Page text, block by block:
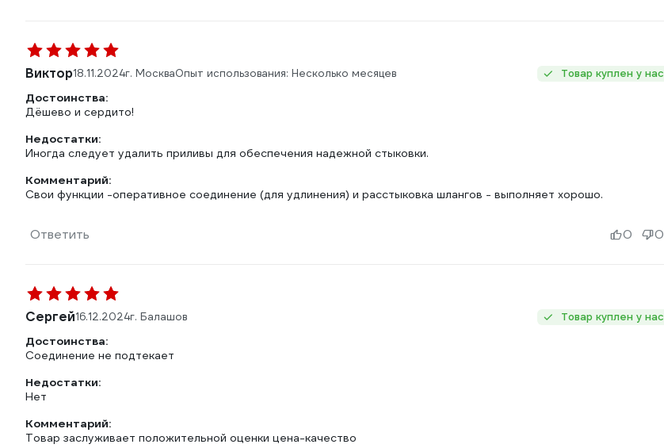
Виктор18.11.2024г. МоскваОпыт использования: Несколько месяцев Товар куплен у нас
Достоинства:
Дёшево и сердито!
Недостатки:
Иногда следует удалить приливы для обеспечения надежной стыковки.
Комментарий:
Свои функции -оперативное соединение (для удлинения) и расстыковка шлангов - выполняет хорошо.
Ответить 0 0
Сергей16.12.2024г. Балашов Товар куплен у нас
Достоинства:
Соединение не подтекает
Недостатки:
Нет
Комментарий:
Товар заслуживает положительной оценки цена-качество